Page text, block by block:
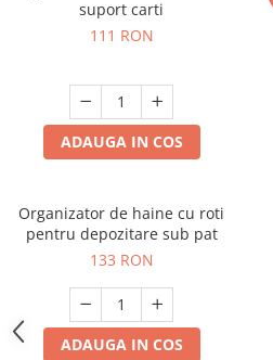
suport carti
111 RON
ADAUGA IN COS
Organizator de haine cu roti
pentru depozitare sub pat
133 RON
ADAUGA IN COS